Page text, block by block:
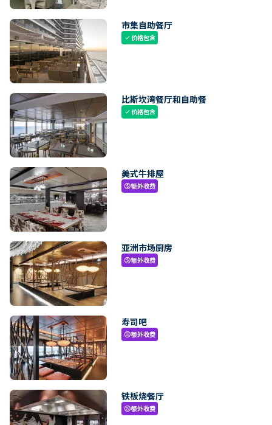
市集自助餐厅
check价格包含
比斯坎湾餐厅和自助餐
check价格包含
美式牛排屋
paid额外收费
亚洲市场厨房
paid额外收费
寿司吧
paid额外收费
铁板烧餐厅
paid额外收费